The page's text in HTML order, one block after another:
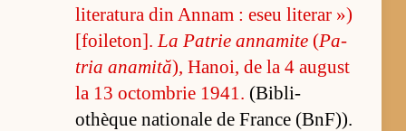
li­te­ra­tura din An­nam : eseu li­te­rar »)
[fo­i­le­ton]. La Pa­trie an­na­mite(Pa­
tria ana­mită), Ha­noi, de la 4 au­gust
la 13 oc­tom­brie 1941. (Bi­bli­
othèque na­tio­nale de France (BnF)).